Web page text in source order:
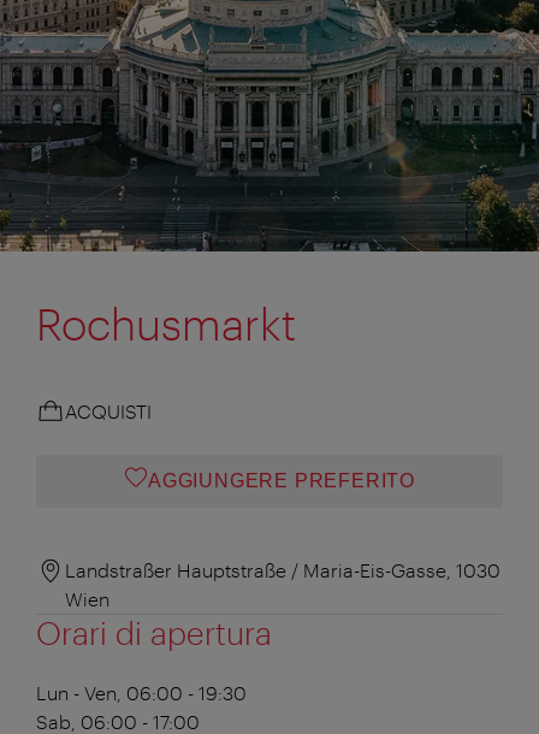
Rochusmarkt
ACQUISTI
AGGIUNGERE PREFERITO
Landstraßer Hauptstraße / Maria-Eis-Gasse, 1030
Wien
Orari di apertura
Lun - Ven, 06:00 - 19:30
Sab, 06:00 - 17:00